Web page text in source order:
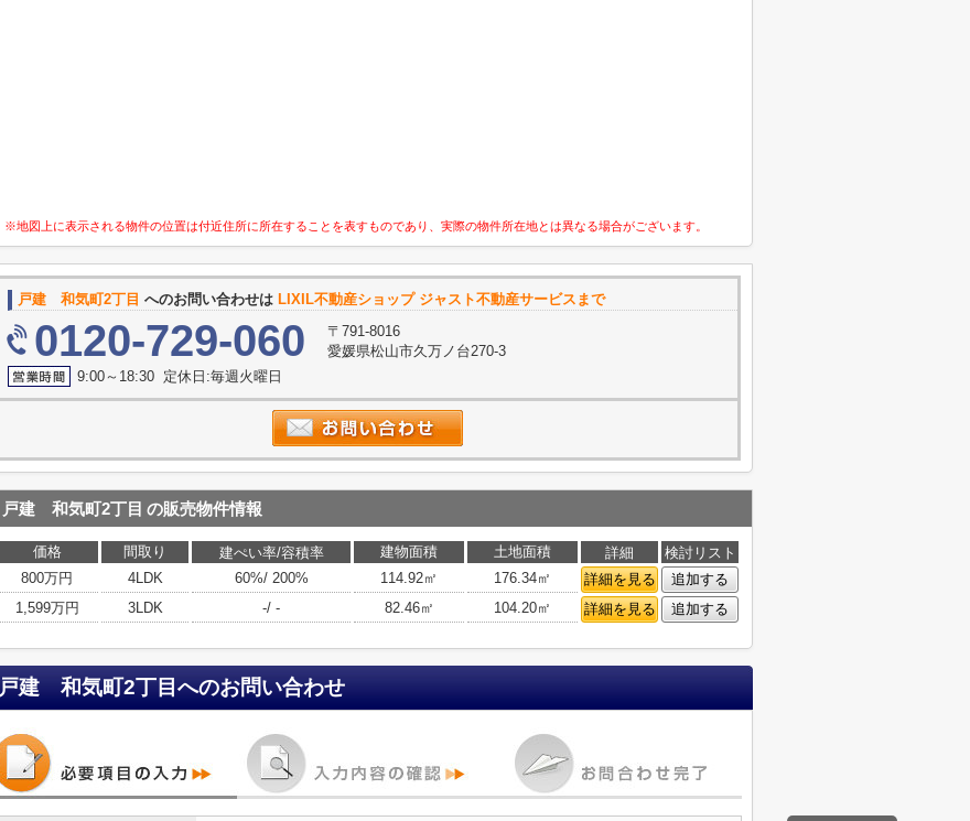
※地図上に表示される物件の位置は付近住所に所在することを表すものであり、実際の物件所在地とは異なる場合がございます。
戸建 和気町2丁目 へのお問い合わせは LIXIL不動産ショップ ジャスト不動産サービスまで
0120-729-060
〒791-8016
愛媛県松山市久万ノ台270-3
9:00～18:30 定休日:毎週火曜日
戸建 和気町2丁目 の販売物件情報
価格 間取り 建ぺい率/容積率 建物面積 土地面積 詳細
検討リスト
800万円
4LDK 60%/ 200% 114.92㎡ 176.34㎡ 詳細を見る
追加する
1,599万円
3LDK -/ - 82.46㎡ 104.20㎡ 詳細を見る 追加する
戸建 和気町2丁目 へのお問い合わせ